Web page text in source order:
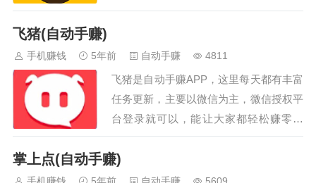
钱，感兴趣的话就来下载试试看吧！尖职
佣金。…
飞猪(自动手赚)
手机赚钱 5年前 自动手赚 4811
飞猪是自动手赚APP，这里每天都有丰富
任务更新，主要以微信为主，微信授权平
台登录就可以，能让大家都轻松赚零花
钱，感兴趣的话就来下载试试看吧！…
掌上点(自动手赚)